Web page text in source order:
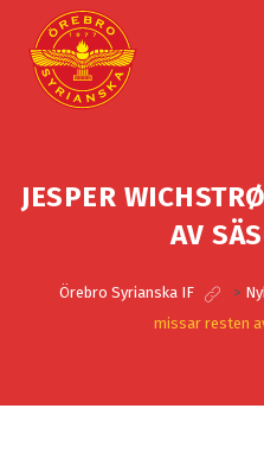
JESPER
AV
Örebro Syrianska IF >
missar resten